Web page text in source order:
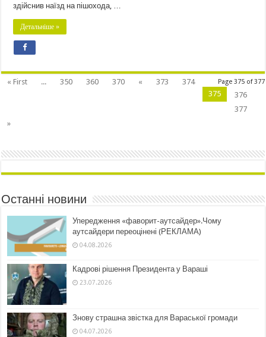
здійснив наїзд на пішохода, …
Детальніше »
Page 375 of 377
« First ... 350 360 370 « 373
374
375
376
377
»
Останні новини
Упередження «фаворит-аутсайдер».Чому
аутсайдери переоцінені (РЕКЛАМА)
04.08.2026
Кадрові рішення Президента у Вараші
23.07.2026
Знову страшна звістка для Вараської громади
04.07.2026